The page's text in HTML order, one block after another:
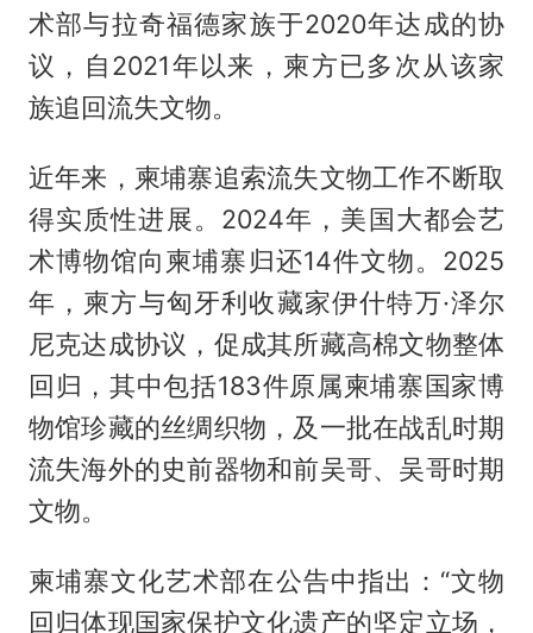
术部与拉奇福德家族于2020年达成的协
议，自2021年以来，柬方已多次从该家
族追回流失文物。
近年来，柬埔寨追索流失文物工作不断取
得实质性进展。2024年，美国大都会艺
术博物馆向柬埔寨归还14件文物。2025
年，柬方与匈牙利收藏家伊什特万·泽尔
尼克达成协议，促成其所藏高棉文物整体
回归，其中包括183件原属柬埔寨国家博
物馆珍藏的丝绸织物，及一批在战乱时期
流失海外的史前器物和前吴哥、吴哥时期
文物。
柬埔寨文化艺术部在公告中指出：“文物
回归体现国家保护文化遗产的坚定立场，